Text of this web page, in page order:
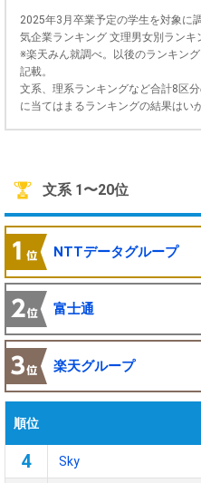
2025年3月卒業予定の学生を対象に
気企業ランキング 文理男女別ランキ
※楽天みん就調べ。以後のランキン
記載。
文系、理系ランキングなど合計8区
に当てはまるランキングの結果はい
文系 1〜20位
NTTデータグループ
富士通
楽天グループ
順位
4 Sky